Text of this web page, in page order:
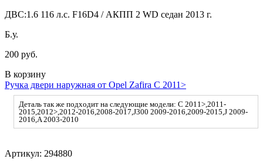
ДВС:1.6 116 л.с. F16D4 / АКПП 2 WD седан 2013 г.
Б.у.
200 руб.
В корзину
Ручка двери наружная от Opel Zafira C 2011>
Деталь так же подходит на следующие модели: C 2011>,2011-
2015,2012>,2012-2016,2008-2017,J300 2009-2016,2009-2015,J 2009-
2016,A 2003-2010
Артикул: 294880